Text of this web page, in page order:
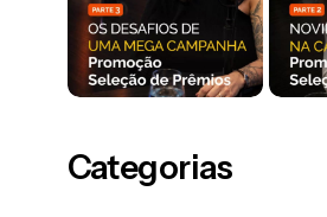
Categorias